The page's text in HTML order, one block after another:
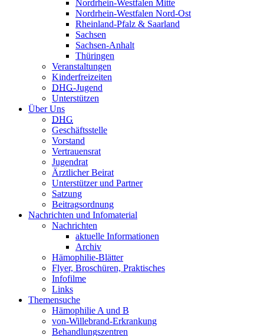
Nordrhein-Westfalen Mitte
Nordrhein-Westfalen Nord-Ost
Rheinland-Pfalz & Saarland
Sachsen
Sachsen-Anhalt
Thüringen
Veranstaltungen
Kinderfreizeiten
DHG-Jugend
Unterstützen
Über Uns
DHG
Geschäftsstelle
Vorstand
Vertrauensrat
Jugendrat
Ärztlicher Beirat
Unterstützer und Partner
Satzung
Beitragsordnung
Nachrichten und Infomaterial
Nachrichten
aktuelle Informationen
Archiv
Hämophilie-Blätter
Flyer, Broschüren, Praktisches
Infofilme
Links
Themensuche
Hämophilie A und B
von-Willebrand-Erkrankung
Behandlungszentren